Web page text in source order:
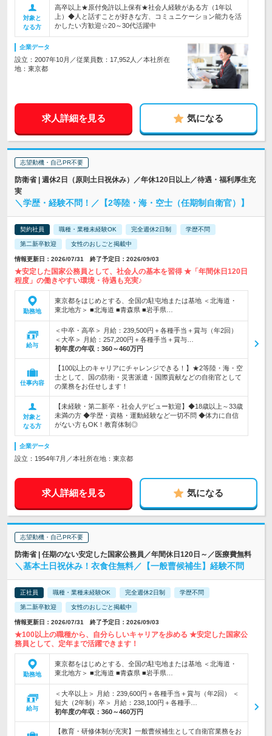
対象と
なる方
高卒以上★原付免許以上保有★社会人経験がある方（1年以
上）◆人と話すことが好きな方、コミュニケーション能力を活
かしたい方歓迎☆20～30代活躍中
企業データ
設立：2007年10月／従業員数：17,952人／本社所在
地：東京都
求人詳細を見る 気になる
志望動機・自己PR不要
防衛省 | 週休2日（原則土日祝休み）／年休120日以上／待遇・福利厚生充
実
＼学歴・経験不問！／【2等陸・海・空士（任期制自衛官）】
契約社員 職種・業種未経験OK 完全週休2日制 学歴不問
第二新卒歓迎 女性のおしごと掲載中
情報更新日：2026/07/31 終了予定日：2026/09/03
★安定した国家公務員として、社会人の基本を習得 ★「年間休日120日
程度」の働きやすい環境・待遇も充実♪
勤務地
東京都をはじめとする、全国の駐屯地または基地 ＜北海道・
東北地方＞ ■北海道 ■青森県 ■岩手県…
給与
＜中卒・高卒＞ 月給：239,500円＋各種手当＋賞与（年2回）
＜大卒＞ 月給：257,200円＋各種手当＋賞与…
初年度の年収： 360～460万円
仕事内容
【100以上のキャリアにチャレンジできる！】★2等陸・海・空
士として、国の防衛・災害派遣・国際貢献などの自衛官として
の業務をお任せします！
対象と
なる方
【未経験・第二新卒・社会人デビュー歓迎】◆18歳以上～33歳
未満の方 ◆学歴・資格・運動経験など一切不問 ◆体力に自信
がない方もOK！教育体制◎
企業データ
設立：1954年7月／本社所在地：東京都
求人詳細を見る 気になる
志望動機・自己PR不要
防衛省 | 任期のない安定した国家公務員／年間休日120日～／医療費無料
＼基本土日祝休み！衣食住無料／【一般曹候補生】経験不問
正社員 職種・業種未経験OK 完全週休2日制 学歴不問
第二新卒歓迎 女性のおしごと掲載中
情報更新日：2026/07/31 終了予定日：2026/09/03
★100以上の職種から、自分らしいキャリアを歩める ★安定した国家公
務員として、定年まで活躍できます！
勤務地
東京都をはじめとする、全国の駐屯地または基地 ＜北海道・
東北地方＞ ■北海道 ■青森県 ■岩手県…
給与
＜大卒以上＞ 月給：239,600円＋各種手当＋賞与（年2回） ＜
短大（2年制）卒＞ 月給：238,100円＋各種手…
初年度の年収： 360～460万円
【教育・研修体制が充実】一般曹候補生として自衛官業務をお